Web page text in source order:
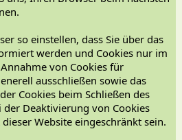
so einstellen, dass Sie über das
werden und Cookies nur im
von Cookies für
ausschließen sowie das
Cookies beim Schließen des
Deaktivierung von Cookies
Website eingeschränkt sein.